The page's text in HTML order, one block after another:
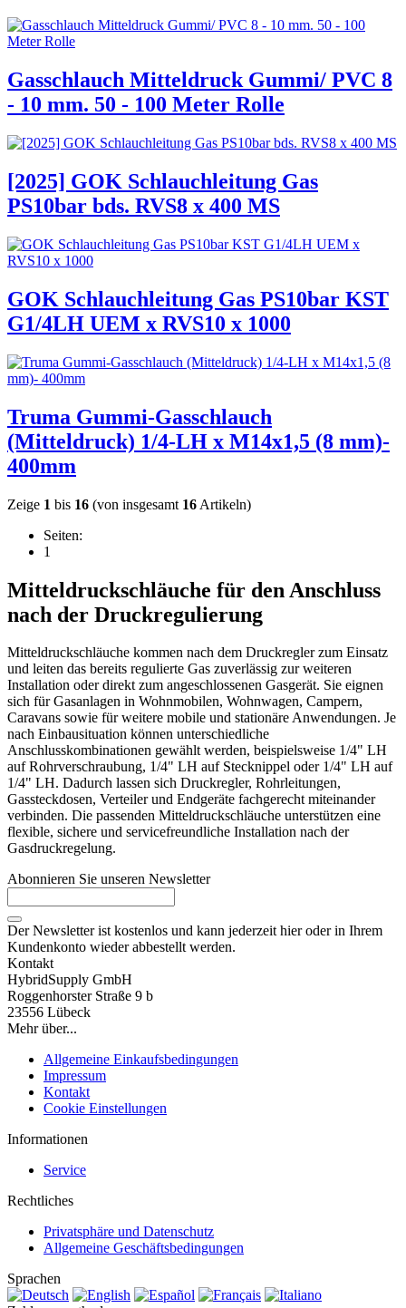
Gasschlauch Mitteldruck Gummi/ PVC 8
- 10 mm. 50 - 100 Meter Rolle
[2025] GOK Schlauchleitung Gas
PS10bar bds. RVS8 x 400 MS
GOK Schlauchleitung Gas PS10bar KST
G1/4LH UEM x RVS10 x 1000
Truma Gummi-Gasschlauch
(Mitteldruck) 1/4-LH x M14x1,5 (8 mm)-
400mm
Zeige 1 bis 16 (von insgesamt 16 Artikeln)
Seiten:
1
Mitteldruckschläuche für den Anschluss
nach der Druckregulierung
Mitteldruckschläuche kommen nach dem Druckregler zum Einsatz
und leiten das bereits regulierte Gas zuverlässig zur weiteren
Installation oder direkt zum angeschlossenen Gasgerät. Sie eignen
sich für Gasanlagen in Wohnmobilen, Wohnwagen, Campern,
Caravans sowie für weitere mobile und stationäre Anwendungen. Je
nach Einbausituation können unterschiedliche
Anschlusskombinationen gewählt werden, beispielsweise 1/4" LH
auf Rohrverschraubung, 1/4" LH auf Stecknippel oder 1/4" LH auf
1/4" LH. Dadurch lassen sich Druckregler, Rohrleitungen,
Gassteckdosen, Verteiler und Endgeräte fachgerecht miteinander
verbinden. Die passenden Mitteldruckschläuche unterstützen eine
flexible, sichere und servicefreundliche Installation nach der
Gasdruckregelung.
Abonnieren Sie unseren Newsletter
Der Newsletter ist kostenlos und kann jederzeit hier oder in Ihrem
Kundenkonto wieder abbestellt werden.
Kontakt
HybridSupply GmbH
Roggenhorster Straße 9 b
23556 Lübeck
Mehr über...
Allgemeine Einkaufsbedingungen
Impressum
Kontakt
Cookie Einstellungen
Informationen
Service
Rechtliches
Privatsphäre und Datenschutz
Allgemeine Geschäftsbedingungen
Sprachen